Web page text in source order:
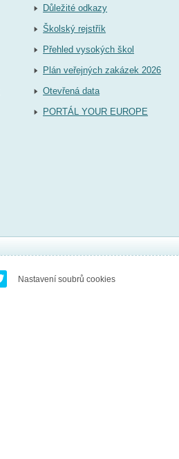
Důležité odkazy
Školský rejstřík
Přehled vysokých škol
Plán veřejných zakázek 2026
Otevřená data
PORTÁL YOUR EUROPE
Nastavení soubrů cookies